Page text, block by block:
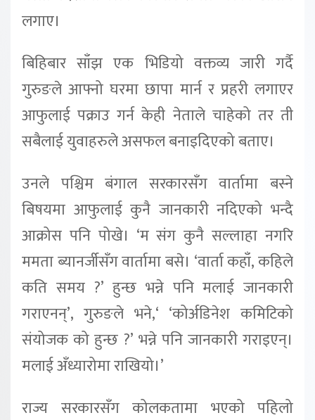
लगाए।
बिहिबार साँझ एक भिडियो वक्तव्य जारी गर्दै
गुरुङले आफ्नो घरमा छापा मार्न र प्रहरी लगाएर
आफुलाई पक्राउ गर्न केही नेताले चाहेको तर ती
सबैलाई युवाहरुले असफल बनाइदिएको बताए।
उनले पश्चिम बंगाल सरकारसँग वार्तामा बस्ने
बिषयमा आफुलाई कुनै जानकारी नदिएको भन्दै
आक्रोस पनि पोखे। ‘म संग कुनै सल्लाहा नगरि
ममता ब्यानर्जीसँग वार्तामा बसे। ‘वार्ता कहाँ, कहिले
कति समय ?’ हुन्छ भन्ने पनि मलाई जानकारी
गराएनन्’, गुरुङले भने,‘ ‘कोर्अडिनेश कमिटिको
संयोजक को हुन्छ ?’ भन्ने पनि जानकारी गराइएन्।
मलाई अँध्यारोमा राखियो।’
राज्य सरकारसँग कोलकतामा भएको पहिलो